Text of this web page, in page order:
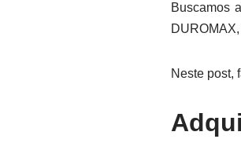
Buscamos
Neste post,